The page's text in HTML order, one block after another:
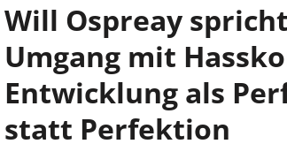
Will Ospreay
Umgang mit
Entwicklung als
statt Perfektion